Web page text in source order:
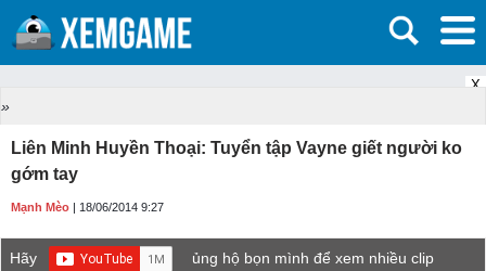
X
»
Liên Minh Huyền Thoại: Tuyển tập Vayne giết người ko
gớm tay
Mạnh Mèo | 18/06/2014 9:27
Hãy
ủng hộ bọn mình để xem nhiều clip